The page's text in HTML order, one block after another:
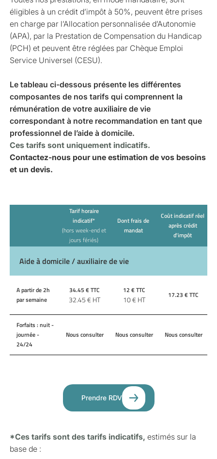
éligibles à un crédit d’impôt à 50%, peuvent être prises
en charge par l’Allocation personnalisée d’Autonomie
(APA), par la Prestation de Compensation du Handicap
(PCH) et peuvent être réglées par Chèque Emploi
Service Universel (CESU).
Le tableau ci-dessous présente les différentes
composantes de nos tarifs qui comprennent la
rémunération de votre auxiliaire de vie
correspondant à notre recommandation en tant que
professionnel de l’aide à domicile.
Ces tarifs sont uniquement indicatifs.
Contactez-nous pour une estimation de vos besoins
et un devis.
Tarif horaire
indicatif*
(hors week-end et
jours fériés)
Dont frais de
mandat
Coût indicatif réel
après crédit
d'impôt
Aide à domicile / auxiliaire de vie
A partir de 2h
par semaine
34.45 € TTC
32.45€ HT
12 € TTC
10€ HT 17.23 € TTC
Forfaits : nuit -
journée -
24/24
Nous consulter Nous consulter Nous consulter
Prendre RDV
*Ces tarifs sont des tarifs indicatifs, estimés sur la
base de :